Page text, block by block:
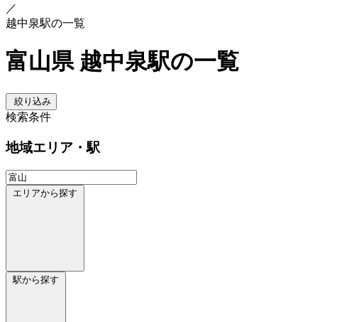
／
越中泉駅の一覧
富山県 越中泉駅の一覧
絞り込み
検索条件
地域エリア・駅
エリアから探す
駅から探す